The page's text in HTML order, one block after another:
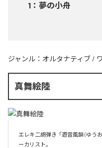
1 ： 夢の小舟
ジャンル： オルタナティブ /
真舞絵陸
エレキ二胡弾き  「遊音風韻 (ゆう
ーカリスト。